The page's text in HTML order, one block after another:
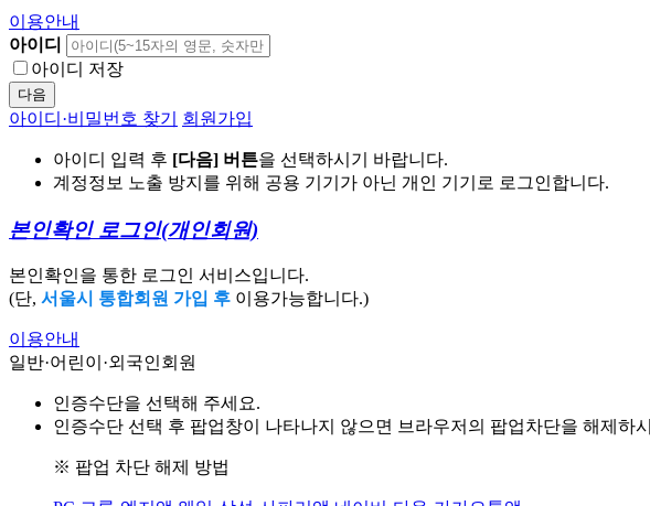
이용안내
아이디
아이디 저장
다음
아이디·비밀번호 찾기 회원가입
아이디 입력 후 [다음] 버튼을 선택하시기 바랍니다.
계정정보 노출 방지를 위해 공용 기기가 아닌 개인 기기로 로그인합니다.
본인확인 로그인(개인회원)
본인확인을 통한 로그인 서비스입니다.
(단, 서울시 통합회원 가입 후 이용가능합니다.)
이용안내
일반·어린이·외국인회원
인증수단을 선택해 주세요.
인증수단 선택 후 팝업창이 나타나지 않으면 브라우저의 팝업차단을 해제하
※ 팝업 차단 해제 방법